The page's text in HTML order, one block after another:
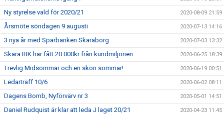
Ny styrelse vald för 2020/21 2020-08-09 21:59
Årsmöte söndagen 9 augusti 2020-07-13 14:16
3 nya år med Sparbanken Skaraborg 2020-07-03 13:32
Skara IBK har fått 20.000kr från kundmiljonen 2020-06-25 18:39
Trevlig Midsommar och en skön sommar! 2020-06-19 00:51
Ledarträff 10/6 2020-06-02 08:11
Dagens Bomb, Nyförvärv nr 3 2020-05-01 14:51
Daniel Rudquist är klar att leda J laget 20/21 2020-04-23 11:45